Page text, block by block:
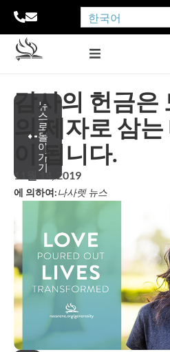
한국어
뉴
스
로
돌
아
가
기
감사의 헌금은
의 제자로 삼
이 됩니다.
11월 14, 2019
에 의하여:나사렛 뉴스